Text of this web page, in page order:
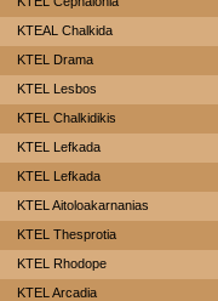
KTEAL Chalkida
KTEL Drama
KTEL Lesbos
ΚΤΕL Chalkidikis
KTEL Lefkada
KTEL Lefkada
KTEL Aitoloakarnanias
KTEL Thesprotia
KTEL Rhodope
KTEL Arcadia